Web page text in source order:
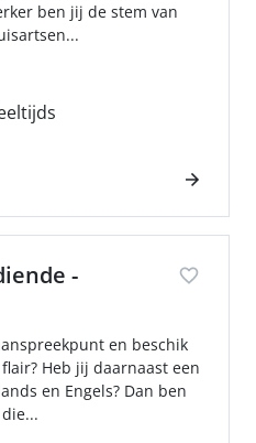
ben jij de stem van
-
en beschik
Heb jij daarnaast een
en Engels? Dan ben